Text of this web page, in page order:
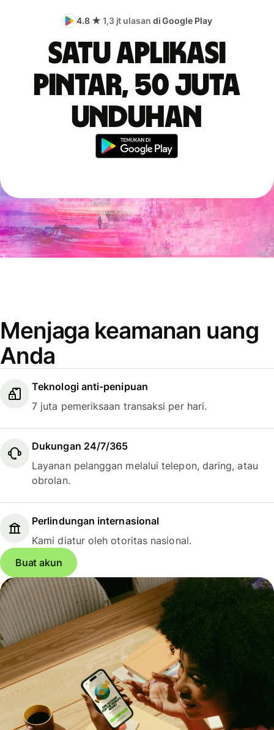
4.8 ★ 1,3 jt ulasan di Google Play
Satu aplikasi
pintar, 50 juta
unduhan
Menjaga keamanan uang
Anda
Teknologi anti-penipuan
7 juta pemeriksaan transaksi per hari.
Dukungan 24/7/365
Layanan pelanggan melalui telepon, daring, atau
obrolan.
Perlindungan internasional
Kami diatur oleh otoritas nasional.
Buat akun